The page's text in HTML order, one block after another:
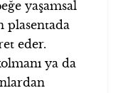
yaşamsal
plasentada
eder.
ya da